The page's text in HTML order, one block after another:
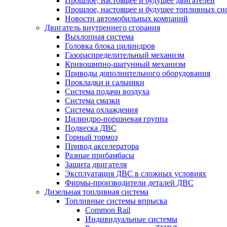
Прошлое, настоящее и будущее топливных
Новости автомобильных компаний
Двигатель внутреннего сгорания
Выхлопная система
Головка блока цилиндров
Газораспределительный механизм
Кривошипно-шатунный механизм
Приводы дополнительного оборудования
Прокладки и сальники
Система подачи воздуха
Система смазки
Система охлаждения
Цилиндро-поршневая группа
Подвеска ДВС
Горный тормоз
Привод акселератора
Разные прибамбасы
Защита двигателя
Эксплуатация ДВС в сложных условиях
Фирмы-производители деталей ДВС
Дизельная топливная система
Топливные системы впрыска
Common Rail
Индивидуальные системы